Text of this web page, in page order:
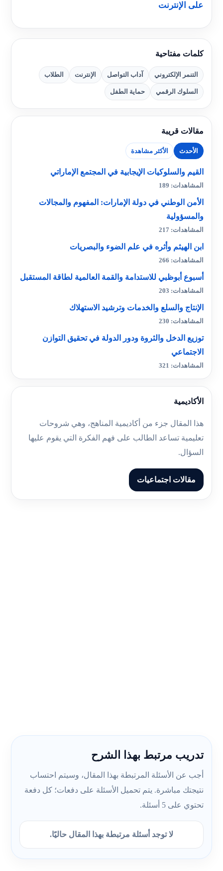
على الإنترنت
كلمات مفتاحية
التنمر الإلكتروني آداب التواصل الإنترنت الطلاب
السلوك الرقمي حماية الطفل
مقالات قريبة
الأحدث الأكثر مشاهدة
القيم والسلوكيات الإيجابية في المجتمع الإماراتي
المشاهدات: 189
الأمن الوطني في دولة الإمارات: المفهوم والمجالات
والمسؤولية
المشاهدات: 217
ابن الهيثم وأثره في علم الضوء والبصريات
المشاهدات: 266
أسبوع أبوظبي للاستدامة والقمة العالمية لطاقة المستقبل
المشاهدات: 203
الإنتاج والسلع والخدمات وترشيد الاستهلاك
المشاهدات: 230
توزيع الدخل والثروة ودور الدولة في تحقيق التوازن
الاجتماعي
المشاهدات: 321
الأكاديمية
هذا المقال جزء من أكاديمية المناهج، وهي شروحات
تعليمية تساعد الطالب على فهم الفكرة التي يقوم عليها
السؤال.
مقالات اجتماعيات
تدريب مرتبط بهذا الشرح
أجب عن الأسئلة المرتبطة بهذا المقال، وسيتم احتساب
نتيجتك مباشرة. يتم تحميل الأسئلة على دفعات؛ كل دفعة
تحتوي على 5 أسئلة.
لا توجد أسئلة مرتبطة بهذا المقال حاليًا.